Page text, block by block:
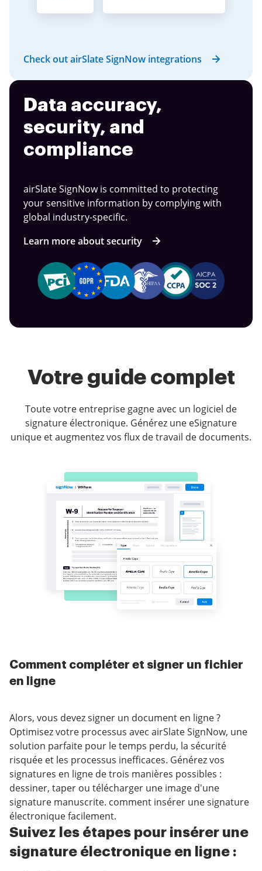
Check out airSlate SignNow integrations
Data accuracy,
security, and
compliance
airSlate SignNow is committed to protecting
your sensitive information by complying with
global industry-specific.
Learn more about security
Votre guide complet
Toute votre entreprise gagne avec un logiciel de
signature électronique. Générez une eSignature
unique et augmentez vos flux de travail de documents.
Comment compléter et signer un fichier
en ligne
Alors, vous devez signer un document en ligne ?
Optimisez votre processus avec airSlate SignNow, une
solution parfaite pour le temps perdu, la sécurité
risquée et les processus inefficaces. Générez vos
signatures en ligne de trois manières possibles :
dessiner, taper ou télécharger une image d'une
signature manuscrite. comment insérer une signature
électronique facilement.
Suivez les étapes pour insérer une
signature électronique en ligne :